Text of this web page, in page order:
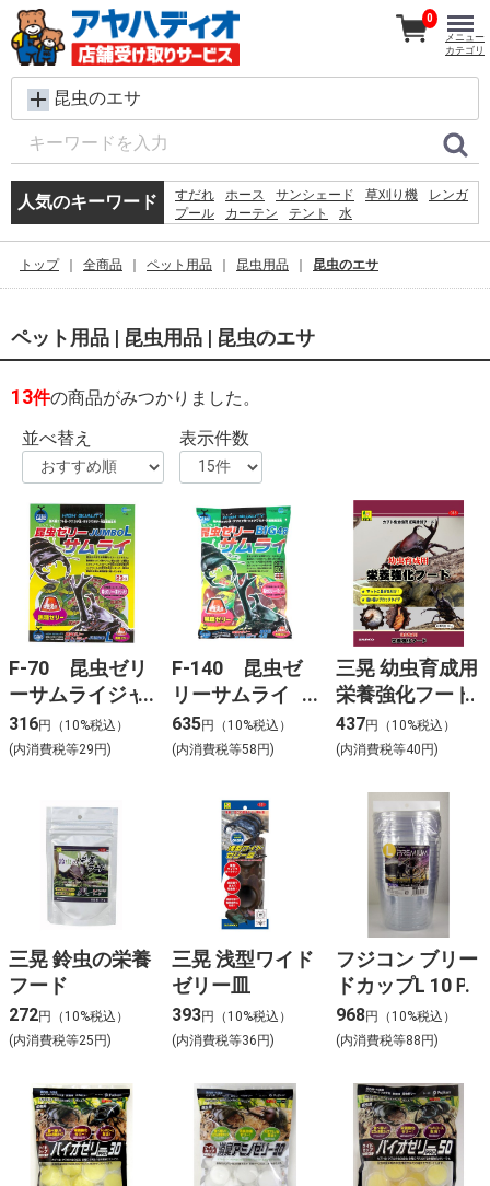
昆虫のエサ
人気のキーワード すだれ ホース サンシェード 草刈り機
レンガ
プール
カーテン テント
水
椅子
砂利 バケツ 飼育ケース 物置
0
メニュー
カテゴリ
トップ 全商品 ペット用品 昆虫用品 昆虫のエサ
ペット用品 | 昆虫用品 | 昆虫のエサ
13件の商品がみつかりました。
並べ替え
表示件数
F-70 昆虫ゼリ
ーサムライジャ
ンボL
316円（10%税込）
(内消費税等29円)
F-140 昆虫ゼ
リーサムライ
BIG48
635円（10%税込）
(内消費税等58円)
三晃 幼虫育成用
栄養強化フード
437円（10%税込）
(内消費税等40円)
三晃 鈴虫の栄養
フード
272円（10%税込）
(内消費税等25円)
三晃 浅型ワイド
ゼリー皿
393円（10%税込）
(内消費税等36円)
フジコン ブリー
ドカップL 10Ｐ
968円（10%税込）
(内消費税等88円)